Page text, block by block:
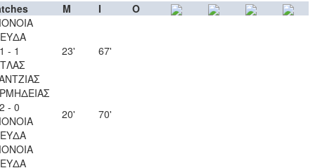
M I
O
- 1
23' 67'
- 0
20' 70'